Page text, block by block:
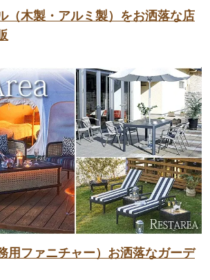
（木製・アルミ製）をお洒落な店
用ファニチャー）お洒落なガーデ